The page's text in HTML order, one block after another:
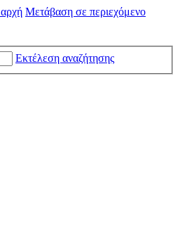
αρχή Μετάβαση σε περιεχόμενο
Εκτέλεση αναζήτησης